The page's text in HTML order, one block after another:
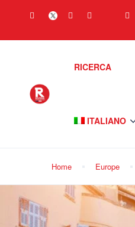
RICERCA
ITALIANO
Home Europe